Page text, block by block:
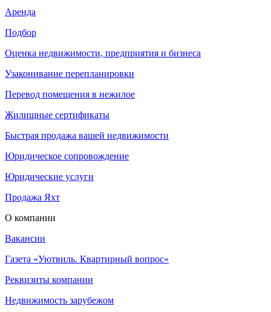
Аренда
Подбор
Оценка недвижимости, предприятия и бизнеса
Узаконивание перепланировки
Перевод помещения в нежилое
Жилищные сертификаты
Быстрая продажа вашей недвижимости
Юридическое сопровождение
Юридические услуги
Продажа Яхт
О компании
Вакансии
Газета «Уютвиль. Квартирный вопрос»
Реквизиты компании
Недвижимость зарубежом